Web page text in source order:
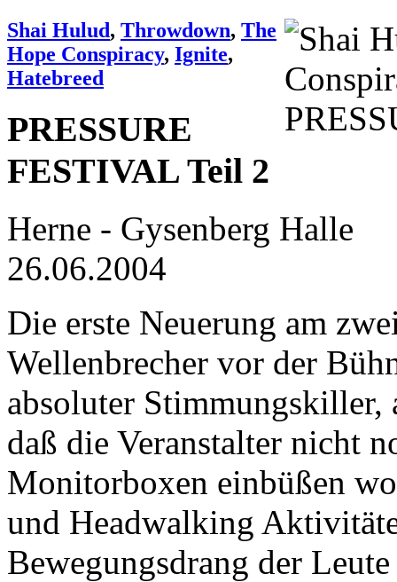
Shai Hulud, Throwdown, The
Hope Conspiracy, Ignite,
Hatebreed
PRESSURE
FESTIVAL Teil 2
Herne - Gysenberg Halle
26.06.2004
Die erste Neuerung am
Wellenbrecher vor der
absoluter Stimmungskiller,
daß die Veranstalter nicht
Monitorboxen einbüßen
und Headwalking
Bewegungsdrang der